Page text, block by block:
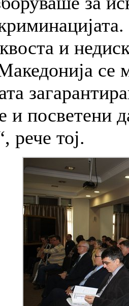
и
се
посветени
рече тој.